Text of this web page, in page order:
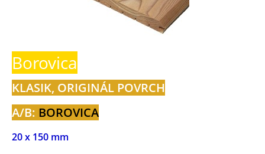
Borovica
KLASIK, ORIGINÁL POVRCH
A/B: BOROVICA
20 x 150 mm